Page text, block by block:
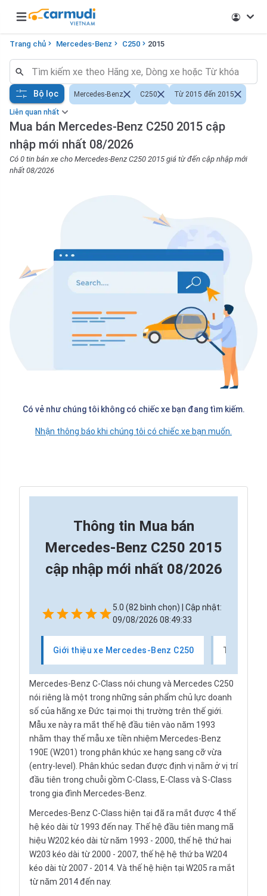
Open main menu
Trang chủ Mercedes-Benz C250 2015
Liên quan nhất
Mua bán Mercedes-Benz C250 2015 cập
nhập mới nhất 08/2026
Có 0 tin bán xe cho Mercedes-Benz C250 2015 giá từ đến cập nhập mới
nhất 08/2026
Bộ lọc Mercedes-Benz C250 Từ 2015 đến 2015
Có vẻ như chúng tôi không có chiếc xe bạn đang tìm kiếm.
Nhận thông báo khi chúng tôi có chiếc xe bạn muốn.
Thông tin Mua bán
Mercedes-Benz C250 2015
cập nhập mới nhất 08/2026
5.0 (82 bình chọn) | Cập nhật:
09/08/2026 08:49:33
Giới thiệu xe Mercedes-Benz C250 Thị
Mercedes-Benz C-Class nói chung và Mercedes C250
nói riêng là một trong những sản phẩm chủ lực doanh
số của hãng xe Đức tại mọi thị trường trên thế giới.
Mẫu xe này ra mắt thế hệ đầu tiên vào năm 1993
nhằm thay thế mẫu xe tiền nhiệm Mercedes-Benz
190E (W201) trong phân khúc xe hạng sang cỡ vừa
(entry-level). Phân khúc sedan được định vị nằm ở vị trí
đầu tiên trong chuỗi gồm C-Class, E-Class và S-Class
trong gia đình Mercedes-Benz.
Mercedes-Benz C-Class hiện tại đã ra mắt được 4 thế
hệ kéo dài từ 1993 đến nay. Thế hệ đầu tiên mang mã
hiệu W202 kéo dài từ năm 1993 - 2000, thế hệ thứ hai
W203 kéo dài từ 2000 - 2007, thế hệ hệ thứ ba W204
kéo dài từ 2007 - 2014. Và thế hệ hiện tại W205 ra mắt
từ năm 2014 đến nay.